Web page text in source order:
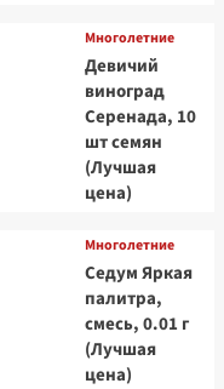
Многолетние
Девичий
виноград
Серенада, 10
шт семян
(Лучшая
цена)
Многолетние
Седум Яркая
палитра,
смесь, 0.01 г
(Лучшая
цена)